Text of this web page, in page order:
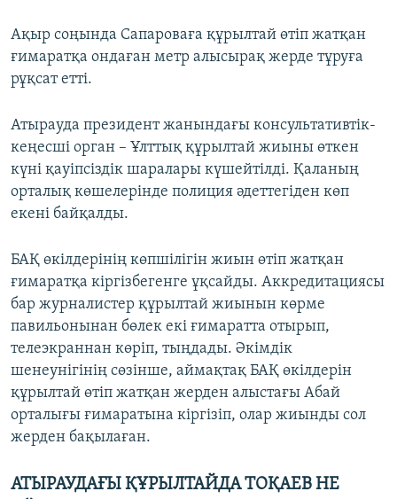
Ақыр соңында Сапароваға құрылтай өтіп жатқан
ғимаратқа ондаған метр алысырақ жерде тұруға
рұқсат етті.
Атырауда президент жанындағы консультативтік-
кеңесші орган – Ұлттық құрылтай жиыны өткен
күні қауіпсіздік шаралары күшейтілді. Қаланың
орталық көшелерінде полиция әдеттегіден көп
екені байқалды.
БАҚ өкілдерінің көпшілігін жиын өтіп жатқан
ғимаратқа кіргізбегенге ұқсайды. Аккредитациясы
бар журналистер құрылтай жиынын көрме
павильонынан бөлек екі ғимаратта отырып,
телеэкраннан көріп, тыңдады. Әкімдік
шенеунігінің сөзінше, аймақтақ БАҚ өкілдерін
құрылтай өтіп жатқан жерден алыстағы Абай
орталығы ғимаратына кіргізіп, олар жиынды сол
жерден бақылаған.
АТЫРАУДАҒЫ ҚҰРЫЛТАЙДА ТОҚАЕВ НЕ